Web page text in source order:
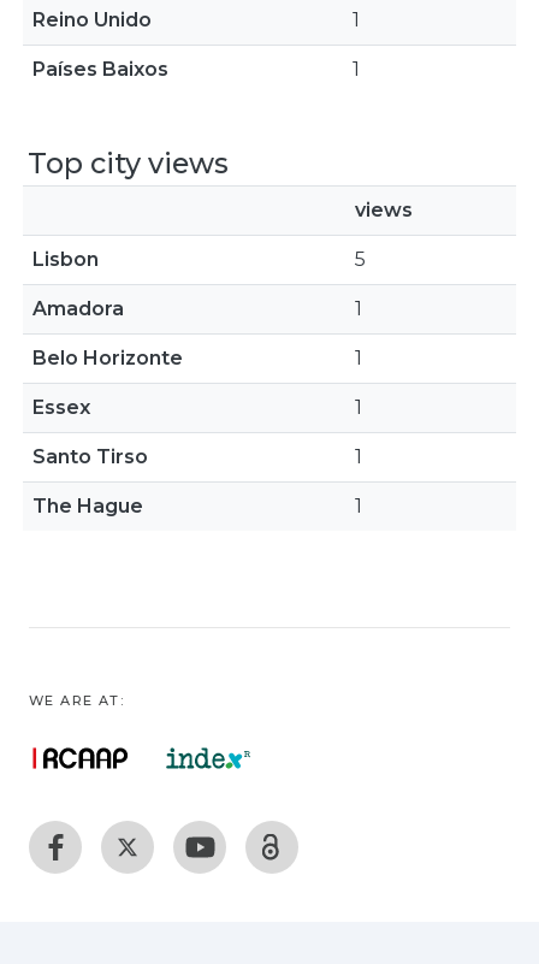
Reino Unido 1
Países Baixos 1
Top city views
views
Lisbon 5
Amadora 1
Belo Horizonte 1
Essex 1
Santo Tirso 1
The Hague 1
WE ARE AT: